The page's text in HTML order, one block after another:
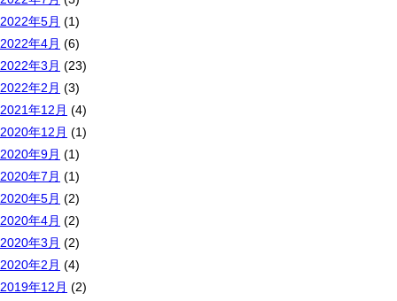
2022年5月 (1)
2022年4月 (6)
2022年3月 (23)
2022年2月 (3)
2021年12月 (4)
2020年12月 (1)
2020年9月 (1)
2020年7月 (1)
2020年5月 (2)
2020年4月 (2)
2020年3月 (2)
2020年2月 (4)
2019年12月 (2)